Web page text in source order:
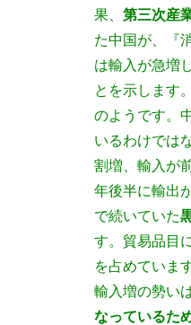
果、 第三次産
た中国が、『
は輸入が急増
とを示します
のようです。
いるわけでは
割増、輸入が
年後半に輸出
で続いていた
す。貿易品目
を占めていま
輸入増の勢い
なっているた